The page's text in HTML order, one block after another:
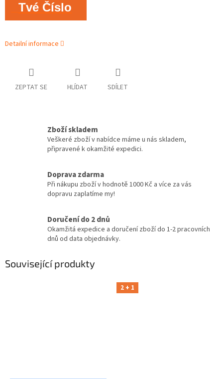
Tvé Číslo
Detailní informace
ZEPTAT SE HLÍDAT SDÍLET
Zboží skladem
Veškeré zboží v nabídce máme u nás skladem,
připravené k okamžité expedici.
Doprava zdarma
Při nákupu zboží v hodnotě 1000 Kč a více za vás
dopravu zaplatíme my!
Doručení do 2 dnů
Okamžitá expedice a doručení zboží do 1-2 pracovních
dnů od data objednávky.
Související produkty
2 + 1